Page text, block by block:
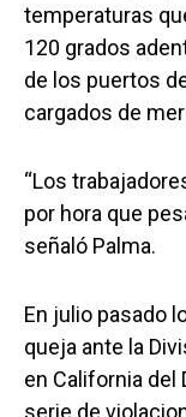
temperaturas
120 grados
de los puertos
cargados de
“Los
por hora que
señaló Palma.
En julio pasado
queja ante la
en California del
serie de